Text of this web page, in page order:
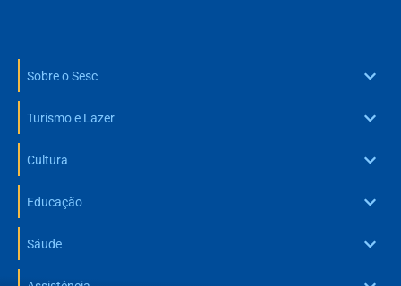
Sobre o Sesc
Turismo e Lazer
Cultura
Educação
Sáude